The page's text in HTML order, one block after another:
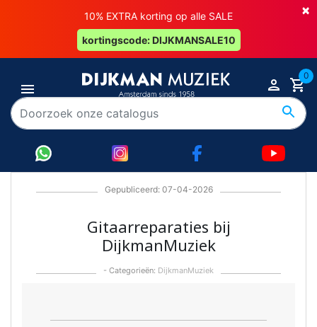
×
10% EXTRA korting op alle SALE
kortingscode: DIJKMANSALE10
0
Gepubliceerd: 07-04-2026
Gitaarreparaties bij
DijkmanMuziek
- Categorieën: DijkmanMuziek